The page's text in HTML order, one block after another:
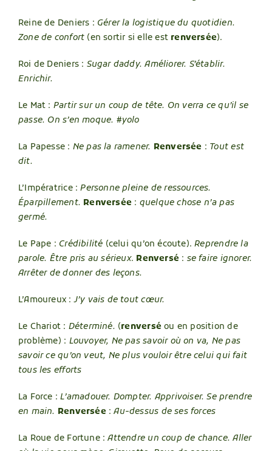
Reine de Deniers : Gérer la logistique du quotidien.
Zone de confort (en sortir si elle est renversée).
Roi de Deniers : Sugar daddy. Améliorer. S’établir.
Enrichir.
Le Mat : Partir sur un coup de tête. On verra ce qu’il se
passe. On s’en moque. #yolo
La Papesse : Ne pas la ramener. Renversée : Tout est
dit.
L’Impératrice :Personne pleine de ressources.
Éparpillement. Renversée : quelque chose n’a pas
germé.
Le Pape : Crédibilité (celui qu’on écoute).Reprendre la
parole. Être pris au sérieux. Renversé : se faire ignorer.
Arrêter de donner des leçons.
L’Amoureux :J’y vais de tout cœur.
Le Chariot : Déterminé. (renverséou en position de
problème) : Louvoyer, Ne pas savoir où on va, Ne pas
savoir ce qu’on veut, Ne plus vouloir être celui qui fait
tous les efforts
La Force : L’amadouer. Dompter. Apprivoiser. Se prendre
en main. Renversée: Au-dessus de ses forces
La Roue de Fortune :Attendre un coup de chance. Aller